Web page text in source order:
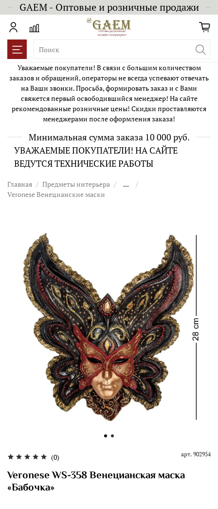
GAEM - Оптовые и розничные продажи
Уважаемые покупатели! В связи с большим количеством
заказов и обращений, операторы не всегда успевают отвечать
на Ваши звонки. Просьба, формировать заказ и с Вами
свяжется первый освободившийся менеджер! На сайте
рекомендованные розничные цены! Скидки проставляются
менеджерами после оформления заказа!
Минимальная сумма заказа 10 000 руб.
УВАЖАЕМЫЕ ПОКУПАТЕЛИ! НА САЙТЕ
ВЕДУТСЯ ТЕХНИЧЕСКИЕ РАБОТЫ
Главная Предметы интерьера
...
Veronese Венецианские маски
(0) арт. 902954
Veronese WS-358 Венецианская маска
«Бабочка»